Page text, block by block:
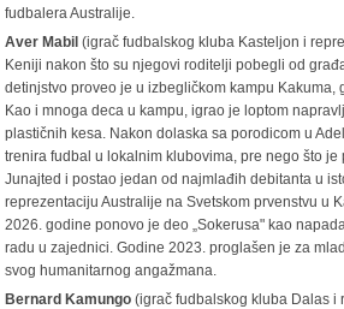
fudbalera Australije.
Aver Mabil (igrač fudbalskog kluba Kasteljon i
Keniji nakon što su njegovi roditelji pobegli od
detinjstvo proveo je u izbegličkom kampu Kakuma,
Kao i mnoga deca u kampu, igrao je loptom
plastičnih kesa. Nakon dolaska sa porodicom u
trenira fudbal u lokalnim klubovima, pre nego što je
Junajted i postao jedan od najmlađih debitanta u
reprezentaciju Australije na Svetskom prvenstvu u
2026. godine ponovo je deo „Sokerusa" kao
radu u zajednici. Godine 2023. proglašen je za
svog humanitarnog angažmana.
Bernard Kamungo (igrač fudbalskog kluba Dalas i